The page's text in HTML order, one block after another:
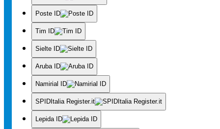
Poste ID
Tim ID
Sielte ID
Aruba ID
Namirial ID
SPIDItalia Register.it
Lepida ID